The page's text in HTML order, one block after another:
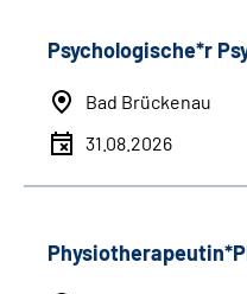
Psychologische*r
Bad Brückenau
31.08.2026